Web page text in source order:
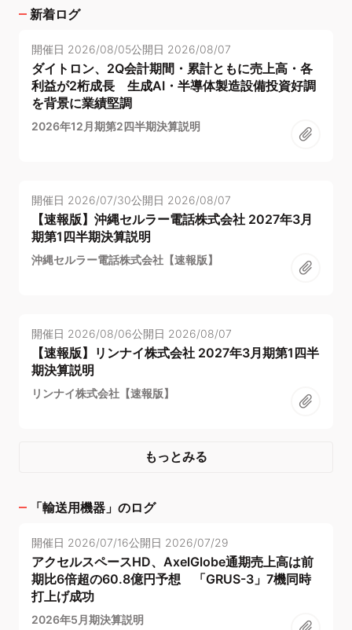
新着ログ
開催日 2026/08/05公開日 2026/08/07
ダイトロン、2Q会計期間・累計ともに売上高・各
利益が2桁成長 生成AI・半導体製造設備投資好調
を背景に業績堅調
2026年12月期第2四半期決算説明
開催日 2026/07/30公開日 2026/08/07
【速報版】沖縄セルラー電話株式会社 2027年3月
期第1四半期決算説明
沖縄セルラー電話株式会社【速報版】
開催日 2026/08/06公開日 2026/08/07
【速報版】リンナイ株式会社 2027年3月期第1四半
期決算説明
リンナイ株式会社【速報版】
もっとみる
「輸送用機器 」のログ
開催日 2026/07/16公開日 2026/07/29
アクセルスペースHD、AxelGlobe通期売上高は前
期比6倍超の60.8億円予想 「GRUS-3」7機同時
打上げ成功
2026年5月期決算説明